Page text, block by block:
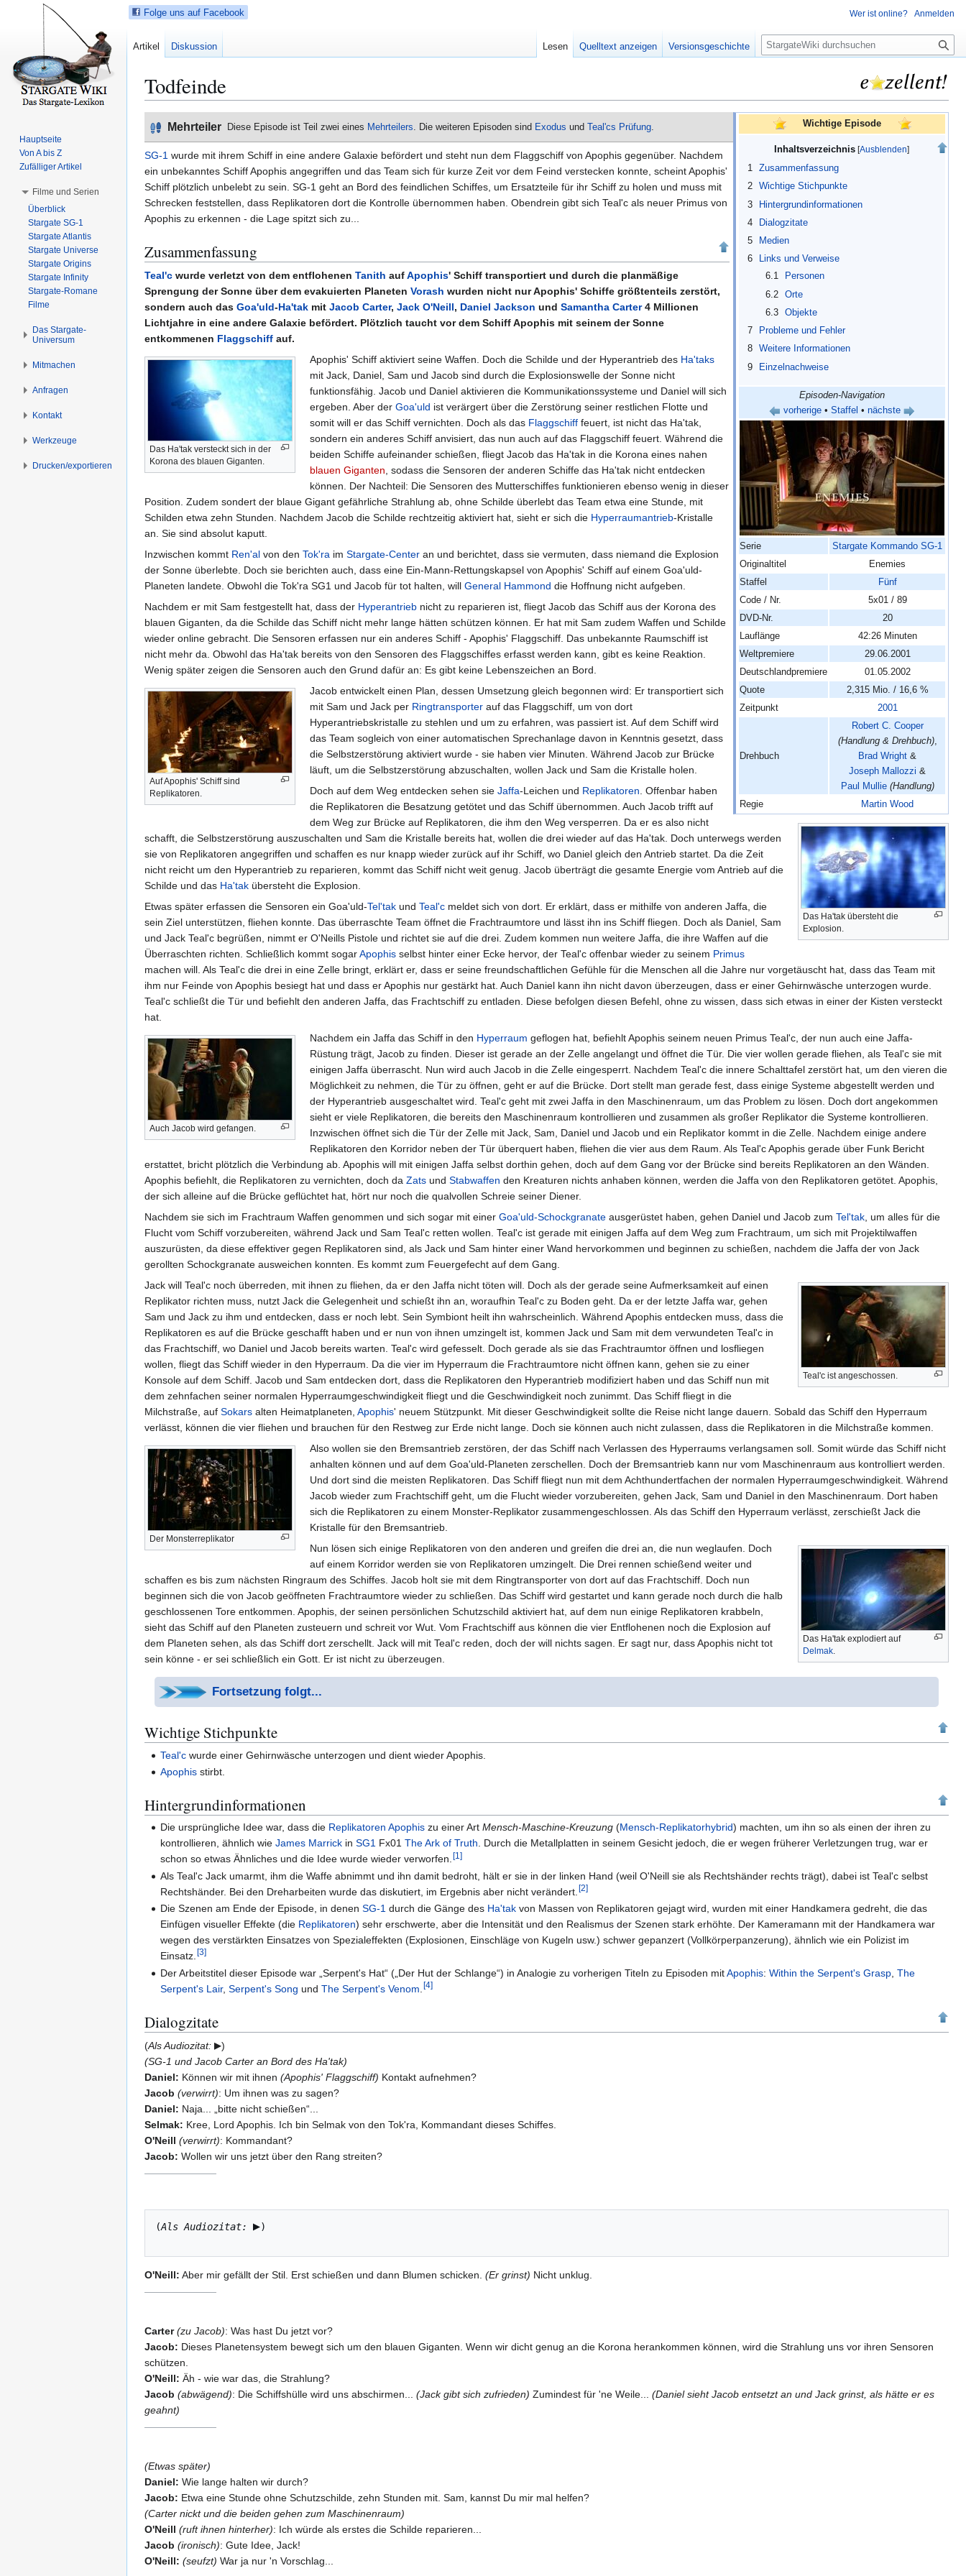
Todfeinde
r
N
a
v
a
t
o
n
s
p
r
r
S
u
c
h
s
p
r
i
n
g
e
n
Wichtige Episode
Inhaltsverzeichnis
1
Zusammenfassung
2
Wichtige Stichpunkte
3
Hintergrundinformationen
4
Dialogzitate
5
Medien
6
Links und Verweise
6.1
Personen
6.2
Orte
6.3
Objekte
7
Probleme und Fehler
8
Weitere Informationen
9
Einzelnachweise
Episoden-Navigation
vorherige • Staffel • nächste
Serie
Stargate Kommando SG-1
Originaltitel
Enemies
Staffel
Fünf
Code / Nr.
5x01 / 89
DVD-Nr.
20
Lauflänge
42:26 Minuten
Weltpremiere
29.06.2001
Deutschlandpremiere
01.05.2002
Quote
2,315 Mio. / 16,6 %
Zeitpunkt
2001
Drehbuch
Robert C. Cooper
(Handlung & Drehbuch),
Brad Wright &
Joseph Mallozzi &
Paul Mullie (Handlung)
Regie
Martin Wood
Mehrteiler Diese Episode ist Teil zwei eines Mehrteilers. Die weiteren Episoden sind Exodus und Teal'cs Prüfung.
SG-1 wurde mit ihrem Schiff in eine andere Galaxie befördert und steht nun dem Flaggschiff von Apophis gegenüber. Nachdem
ein unbekanntes Schiff Apophis angegriffen und das Team sich für kurze Zeit vor dem Feind verstecken konnte, scheint Apophis'
Schiff plötzlich unbelebt zu sein. SG-1 geht an Bord des feindlichen Schiffes, um Ersatzteile für ihr Schiff zu holen und muss mit
Schrecken feststellen, dass Replikatoren dort die Kontrolle übernommen haben. Obendrein gibt sich Teal'c als neuer Primus von
Apophis zu erkennen - die Lage spitzt sich zu...
Zusammenfassung
Teal'c wurde verletzt von dem entflohenen Tanith aufApophis' Schiff transportiert und durch die planmäßige
Sprengung der Sonne über dem evakuierten Planeten Vorash wurden nicht nur Apophis' Schiffe größtenteils zerstört,
sondern auch das Goa'uld-Ha'tak mit Jacob Carter, Jack O'Neill, Daniel Jackson und Samantha Carter4 Millionen
Lichtjahre in eine andere Galaxie befördert. Plötzlich taucht vor dem Schiff Apophis mit seinem der Sonne
entkommenen Flaggschiff auf.
Das Ha'tak versteckt sich in der
Korona des blauen Giganten.
Apophis' Schiff aktiviert seine Waffen. Doch die Schilde und der Hyperantrieb des Ha'taks
mit Jack, Daniel, Sam und Jacob sind durch die Explosionswelle der Sonne nicht
funktionsfähig. Jacob und Daniel aktivieren die Kommunikationssysteme und Daniel will sich
ergeben. Aber der Goa'uld ist verärgert über die Zerstörung seiner restlichen Flotte und
somit will er das Schiff vernichten. Doch als das Flaggschifffeuert, ist nicht das Ha'tak,
sondern ein anderes Schiff anvisiert, das nun auch auf das Flaggschiff feuert. Während die
beiden Schiffe aufeinander schießen, fliegt Jacob das Ha'tak in die Korona eines nahen
blauen Giganten, sodass die Sensoren der anderen Schiffe das Ha'tak nicht entdecken
können. Der Nachteil: Die Sensoren des Mutterschiffes funktionieren ebenso wenig in dieser
Position. Zudem sondert der blaue Gigant gefährliche Strahlung ab, ohne Schilde überlebt das Team etwa eine Stunde, mit
Schilden etwa zehn Stunden. Nachdem Jacob die Schilde rechtzeitig aktiviert hat, sieht er sich die Hyperraumantrieb-Kristalle
an. Sie sind absolut kaputt.
Inzwischen kommt Ren'al von den Tok'ra im Stargate-Center an und berichtet, dass sie vermuten, dass niemand die Explosion
der Sonne überlebte. Doch sie berichten auch, dass eine Ein-Mann-Rettungskapsel von Apophis' Schiff auf einem Goa'uld-
Planeten landete. Obwohl die Tok'ra SG1 und Jacob für tot halten, will General Hammond die Hoffnung nicht aufgeben.
Nachdem er mit Sam festgestellt hat, dass der Hyperantrieb nicht zu reparieren ist, fliegt Jacob das Schiff aus der Korona des
blauen Giganten, da die Schilde das Schiff nicht mehr lange hätten schützen können. Er hat mit Sam zudem Waffen und Schilde
wieder online gebracht. Die Sensoren erfassen nur ein anderes Schiff - Apophis' Flaggschiff. Das unbekannte Raumschiff ist
nicht mehr da. Obwohl das Ha'tak bereits von den Sensoren des Flaggschiffes erfasst werden kann, gibt es keine Reaktion.
Wenig später zeigen die Sensoren auch den Grund dafür an: Es gibt keine Lebenszeichen an Bord.
Auf Apophis' Schiff sind
Replikatoren.
Jacob entwickelt einen Plan, dessen Umsetzung gleich begonnen wird: Er transportiert sich
mit Sam und Jack per Ringtransporterauf das Flaggschiff, um von dort
Hyperantriebskristalle zu stehlen und um zu erfahren, was passiert ist. Auf dem Schiff wird
das Team sogleich von einer automatischen Sprechanlage davon in Kenntnis gesetzt, dass
die Selbstzerstörung aktiviert wurde - sie haben vier Minuten. Während Jacob zur Brücke
läuft, um die Selbstzerstörung abzuschalten, wollen Jack und Sam die Kristalle holen.
Das Ha'tak übersteht die
Explosion.
Doch auf dem Weg entdecken sehen sie Jaffa-Leichen und Replikatoren. Offenbar haben
die Replikatoren die Besatzung getötet und das Schiff übernommen. Auch Jacob trifft auf
dem Weg zur Brücke auf Replikatoren, die ihm den Weg versperren. Da er es also nicht
schafft, die Selbstzerstörung auszuschalten und Sam die Kristalle bereits hat, wollen die drei wieder auf das Ha'tak. Doch unterwegs werden
sie von Replikatoren angegriffen und schaffen es nur knapp wieder zurück auf ihr Schiff, wo Daniel gleich den Antrieb startet. Da die Zeit
nicht reicht um den Hyperantrieb zu reparieren, kommt das Schiff nicht weit genug. Jacob überträgt die gesamte Energie vom Antrieb auf die
Schilde und das Ha'tak übersteht die Explosion.
Etwas später erfassen die Sensoren ein Goa'uld-Tel'tak und Teal'c meldet sich von dort. Er erklärt, dass er mithilfe von anderen Jaffa, die
sein Ziel unterstützen, fliehen konnte. Das überraschte Team öffnet die Frachtraumtore und lässt ihn ins Schiff fliegen. Doch als Daniel, Sam
und Jack Teal'c begrüßen, nimmt er O'Neills Pistole und richtet sie auf die drei. Zudem kommen nun weitere Jaffa, die ihre Waffen auf die
Überraschten richten. Schließlich kommt sogarApophis selbst hinter einer Ecke hervor, der Teal'c offenbar wieder zu seinem Primus
machen will. Als Teal'c die drei in eine Zelle bringt, erklärt er, dass er seine freundschaftlichen Gefühle für die Menschen all die Jahre nur vorgetäuscht hat, dass das Team mit
ihm nur Feinde von Apophis besiegt hat und dass er Apophis nur gestärkt hat. Auch Daniel kann ihn nicht davon überzeugen, dass er einer Gehirnwäsche unterzogen wurde.
Teal'c schließt die Tür und befiehlt den anderen Jaffa, das Frachtschiff zu entladen. Diese befolgen diesen Befehl, ohne zu wissen, dass sich etwas in einer der Kisten versteckt
hat.
Auch Jacob wird gefangen.
Nachdem ein Jaffa das Schiff in den Hyperraum geflogen hat, befiehlt Apophis seinem neuen Primus Teal'c, der nun auch eine Jaffa-
Rüstung trägt, Jacob zu finden. Dieser ist gerade an der Zelle angelangt und öffnet die Tür. Die vier wollen gerade fliehen, als Teal'c sie mit
einigen Jaffa überrascht. Nun wird auch Jacob in die Zelle eingesperrt. Nachdem Teal'c die innere Schalttafel zerstört hat, um den vieren die
Möglichkeit zu nehmen, die Tür zu öffnen, geht er auf die Brücke. Dort stellt man gerade fest, dass einige Systeme abgestellt werden und
der Hyperantrieb ausgeschaltet wird. Teal'c geht mit zwei Jaffa in den Maschinenraum, um das Problem zu lösen. Doch dort angekommen
sieht er viele Replikatoren, die bereits den Maschinenraum kontrollieren und zusammen als großer Replikator die Systeme kontrollieren.
Inzwischen öffnet sich die Tür der Zelle mit Jack, Sam, Daniel und Jacob und ein Replikator kommt in die Zelle. Nachdem einige andere
Replikatoren den Korridor neben der Tür überquert haben, fliehen die vier aus dem Raum. Als Teal'c Apophis gerade über Funk Bericht
erstattet, bricht plötzlich die Verbindung ab. Apophis will mit einigen Jaffa selbst dorthin gehen, doch auf dem Gang vor der Brücke sind bereits Replikatoren an den Wänden.
Apophis befiehlt, die Replikatoren zu vernichten, doch da Zats und Stabwaffen den Kreaturen nichts anhaben können, werden die Jaffa von den Replikatoren getötet. Apophis,
der sich alleine auf die Brücke geflüchtet hat, hört nur noch die qualvollen Schreie seiner Diener.
Nachdem sie sich im Frachtraum Waffen genommen und sich sogar mit einer Goa'uld-Schockgranate ausgerüstet haben, gehen Daniel und Jacob zum Tel'tak, um alles für die
Flucht vom Schiff vorzubereiten, während Jack und Sam Teal'c retten wollen. Teal'c ist gerade mit einigen Jaffa auf dem Weg zum Frachtraum, um sich mit Projektilwaffen
auszurüsten, da diese effektiver gegen Replikatoren sind, als Jack und Sam hinter einer Wand hervorkommen und beginnen zu schießen, nachdem die Jaffa der von Jack
gerollten Schockgranate ausweichen konnten. Es kommt zum Feuergefecht auf dem Gang.
Teal'c ist angeschossen.
Jack will Teal'c noch überreden, mit ihnen zu fliehen, da er den Jaffa nicht töten will. Doch als der gerade seine Aufmerksamkeit auf einen
Replikator richten muss, nutzt Jack die Gelegenheit und schießt ihn an, woraufhin Teal'c zu Boden geht. Da er der letzte Jaffa war, gehen
Sam und Jack zu ihm und entdecken, dass er noch lebt. Sein Symbiont heilt ihn wahrscheinlich. Während Apophis entdecken muss, dass die
Replikatoren es auf die Brücke geschafft haben und er nun von ihnen umzingelt ist, kommen Jack und Sam mit dem verwundeten Teal'c in
das Frachtschiff, wo Daniel und Jacob bereits warten. Teal'c wird gefesselt. Doch gerade als sie das Frachtraumtor öffnen und losfliegen
wollen, fliegt das Schiff wieder in den Hyperraum. Da die vier im Hyperraum die Frachtraumtore nicht öffnen kann, gehen sie zu einer
Konsole auf dem Schiff. Jacob und Sam entdecken dort, dass die Replikatoren den Hyperantrieb modifiziert haben und das Schiff nun mit
dem zehnfachen seiner normalen Hyperraumgeschwindigkeit fliegt und die Geschwindigkeit noch zunimmt. Das Schiff fliegt in die
Milchstraße, auf Sokars alten Heimatplaneten, Apophis' neuem Stützpunkt. Mit dieser Geschwindigkeit sollte die Reise nicht lange dauern. Sobald das Schiff den Hyperraum
verlässt, können die vier fliehen und brauchen für den Restweg zur Erde nicht lange. Doch sie können auch nicht zulassen, dass die Replikatoren in die Milchstraße kommen.
Der Monsterreplikator
Also wollen sie den Bremsantrieb zerstören, der das Schiff nach Verlassen des Hyperraums verlangsamen soll. Somit würde das Schiff nicht
anhalten können und auf dem Goa'uld-Planeten zerschellen. Doch der Bremsantrieb kann nur vom Maschinenraum aus kontrolliert werden.
Und dort sind die meisten Replikatoren. Das Schiff fliegt nun mit dem Achthundertfachen der normalen Hyperraumgeschwindigkeit. Während
Jacob wieder zum Frachtschiff geht, um die Flucht wieder vorzubereiten, gehen Jack, Sam und Daniel in den Maschinenraum. Dort haben
sich die Replikatoren zu einem Monster-Replikator zusammengeschlossen. Als das Schiff den Hyperraum verlässt, zerschießt Jack die
Kristalle für den Bremsantrieb.
Das Ha'tak explodiert auf
Delmak.
Nun lösen sich einige Replikatoren von den anderen und greifen die drei an, die nun weglaufen. Doch
auf einem Korridor werden sie von Replikatoren umzingelt. Die Drei rennen schießend weiter und
schaffen es bis zum nächsten Ringraum des Schiffes. Jacob holt sie mit dem Ringtransporter von dort auf das Frachtschiff. Doch nun
beginnen sich die von Jacob geöffneten Frachtraumtore wieder zu schließen. Das Schiff wird gestartet und kann gerade noch durch die halb
geschlossenen Tore entkommen. Apophis, der seinen persönlichen Schutzschild aktiviert hat, auf dem nun einige Replikatoren krabbeln,
sieht das Schiff auf den Planeten zusteuern und schreit vor Wut. Vom Frachtschiff aus können die vier Entflohenen noch die Explosion auf
dem Planeten sehen, als das Schiff dort zerschellt. Jack will mit Teal'c reden, doch der will nichts sagen. Er sagt nur, dass Apophis nicht tot
sein könne - er sei schließlich ein Gott. Er ist nicht zu überzeugen.
Fortsetzung folgt...
Wichtige Stichpunkte
Teal'c wurde einer Gehirnwäsche unterzogen und dient wieder Apophis.
Apophis stirbt.
Hintergrundinformationen
Die ursprüngliche Idee war, dass die Replikatoren Apophis zu einer ArtMensch-Maschine-Kreuzung (Mensch-Replikatorhybrid) machten, um ihn so als einen der ihren zu
kontrollieren, ähnlich wieJames Marrick inSG1 Fx01The Ark of Truth. Durch die Metallplatten in seinem Gesicht jedoch, die er wegen früherer Verletzungen trug, war er
schon so etwas Ähnliches und die Idee wurde wieder verworfen.[1]
Als Teal'c Jack umarmt, ihm die Waffe abnimmt und ihn damit bedroht, hält er sie in der linken Hand (weil O'Neill sie als Rechtshänder rechts trägt), dabei ist Teal'c selbst
Rechtshänder. Bei den Dreharbeiten wurde das diskutiert, im Ergebnis aber nicht verändert. [2]
Die Szenen am Ende der Episode, in denenSG-1 durch die Gänge des Ha'tak von Massen von Replikatoren gejagt wird, wurden mit einer Handkamera gedreht, die das
Einfügen visueller Effekte (die Replikatoren) sehr erschwerte, aber die Intensität und den Realismus der Szenen stark erhöhte. Der Kameramann mit der Handkamera war
wegen des verstärkten Einsatzes von Spezialeffekten (Explosionen, Einschläge von Kugeln usw.) schwer gepanzert (Vollkörperpanzerung), ähnlich wie ein Polizist im
Einsatz. [3]
Der Arbeitstitel dieser Episode war „Serpent's Hat“ („Der Hut der Schlange“) in Analogie zu vorherigen Titeln zu Episoden mitApophis:Within the Serpent's Grasp ,The
Serpent's Lair,Serpent's Song undThe Serpent's Venom [4]
Dialogzitate
(Als Audiozitat:
)
(SG-1 und Jacob Carter an Bord des Ha'tak)
Daniel: Können wir mit ihnen (Apophis' Flaggschiff) Kontakt aufnehmen?
Jacob (verwirrt): Um ihnen was zu sagen?
Daniel: Naja... „bitte nicht schießen“...
Selmak: Kree, Lord Apophis. Ich bin Selmak von den Tok'ra, Kommandant dieses Schiffes.
O'Neill (verwirrt): Kommandant?
Jacob: Wollen wir uns jetzt über den Rang streiten?
(Als Audiozitat: )
O'Neill: Aber mir gefällt der Stil. Erst schießen und dann Blumen schicken. (Er grinst) Nicht unklug.
Carter (zu Jacob): Was hast Du jetzt vor?
Jacob: Dieses Planetensystem bewegt sich um den blauen Giganten. Wenn wir dicht genug an die Korona herankommen können, wird die Strahlung uns vor ihren Sensoren
schützen.
O'Neill: Äh - wie war das, die Strahlung?
Jacob (abwägend): Die Schiffshülle wird uns abschirmen... (Jack gibt sich zufrieden) Zumindest für 'ne Weile... (Daniel sieht Jacob entsetzt an und Jack grinst, als hätte er es
geahnt)
(Etwas später)
Daniel: Wie lange halten wir durch?
Jacob: Etwa eine Stunde ohne Schutzschilde, zehn Stunden mit. Sam, kannst Du mir mal helfen?
(Carter nickt und die beiden gehen zum Maschinenraum)
O'Neill (ruft ihnen hinterher): Ich würde als erstes die Schilde reparieren...
Jacob (ironisch): Gute Idee, Jack!
O'Neill: (seufzt) War ja nur 'n Vorschlag...
Folge uns auf Facebook Wer ist online? Anmelden
Artikel Diskussion Lesen Quelltext anzeigen Versionsgeschichte
S
u
e
Hauptseite
Von A bis Z
Zufälliger Artikel
Filme und Serien
Überblick
Stargate SG-1
Stargate Atlantis
Stargate Universe
Stargate Origins
Stargate Infinity
Stargate-Romane
Filme
Das Stargate-
Universum
Mitmachen
Anfragen
Kontakt
Werkzeuge
Drucken/­exportieren